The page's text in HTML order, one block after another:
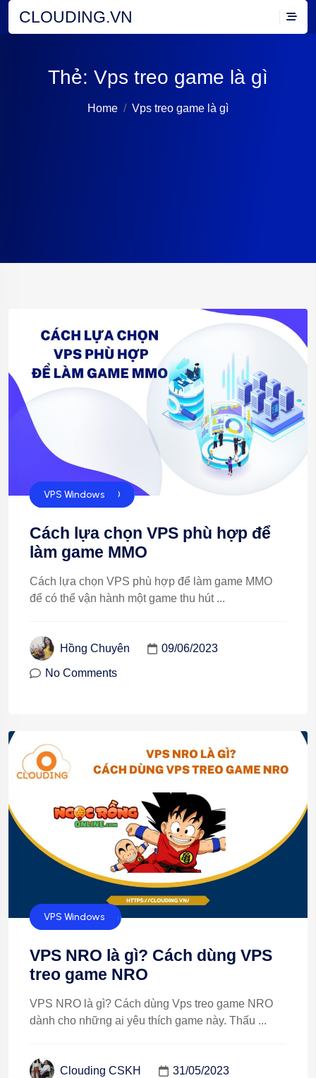
CLOUDING.VN
Thẻ: Vps treo game là gì
Home Vps treo game là gì
Làm MMO
Phần mềm MMO
VPS Linux
VPS Windows
Cách lựa chọn VPS phù hợp để
làm game MMO
Cách lựa chọn VPS phù hợp để làm game MMO
để có thể vận hành một game thu hút ...
Hồng Chuyên 09/06/2023
No Comments
Cloud Hosting
VPS Windows
VPS NRO là gì? Cách dùng VPS
treo game NRO
VPS NRO là gì? Cách dùng Vps treo game NRO
dành cho những ai yêu thích game này. Thấu ...
Clouding CSKH 31/05/2023